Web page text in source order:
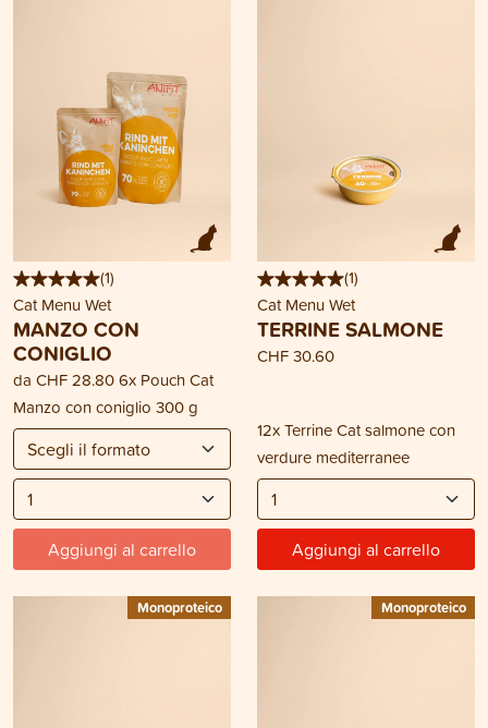
(1)
Cat Menu Wet
MANZO CON
CONIGLIO
da CHF 28.806x Pouch Cat
Manzo con coniglio 300 g
Aggiungi al carrello
(1)
Cat Menu Wet
TERRINE SALMONE
CHF 30.60
12x Terrine Cat salmone con
verdure mediterranee
Aggiungi al carrello
Monoproteico Monoproteico